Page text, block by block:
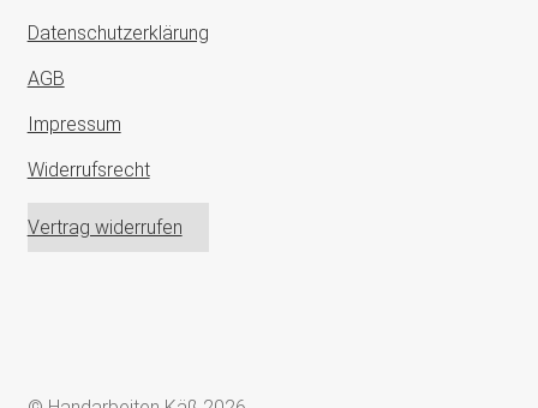
Datenschutzerklärung
AGB
Impressum
Widerrufsrecht
Vertrag widerrufen